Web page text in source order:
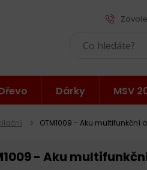
Dárky MSV
OTM1009 - Aku
- Aku